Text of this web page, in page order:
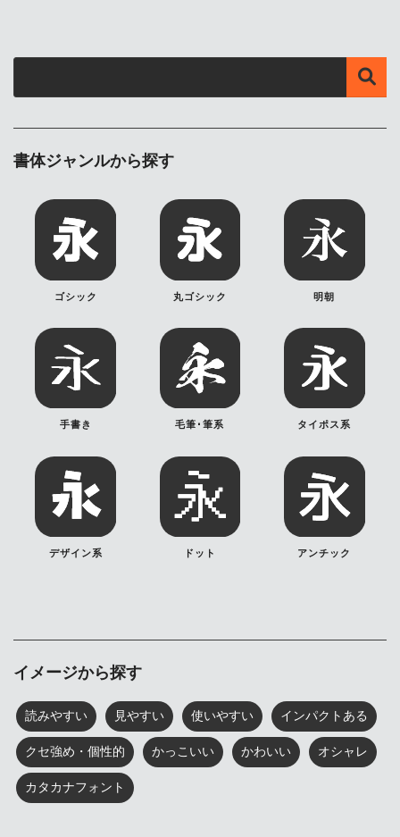
書体ジャンルから探す
ゴシック 丸ゴシック 明朝
手書き 毛筆･筆系 タイポス系
デザイン系 ドット アンチック
イメージから探す
読みやすい 見やすい 使いやすい インパクトある
クセ強め・個性的 かっこいい かわいい オシャレ
カタカナフォント